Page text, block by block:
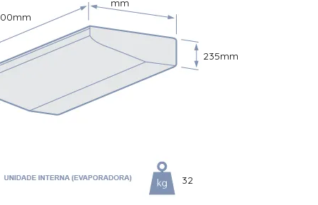
235mm
mm
mm
32